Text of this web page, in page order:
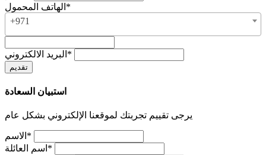
الهاتف المحمول*
+971
البريد الالكتروني*
استبيان السعادة
يرجى تقييم تجربتك لموقعنا الإلكتروني بشكل عام
الاسم*
اسم العائلة*